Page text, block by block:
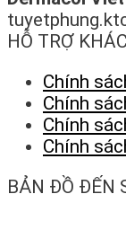
HỖ TRỢ
Chính
Chính
Chính
Chính
BẢN ĐỒ ĐẾN